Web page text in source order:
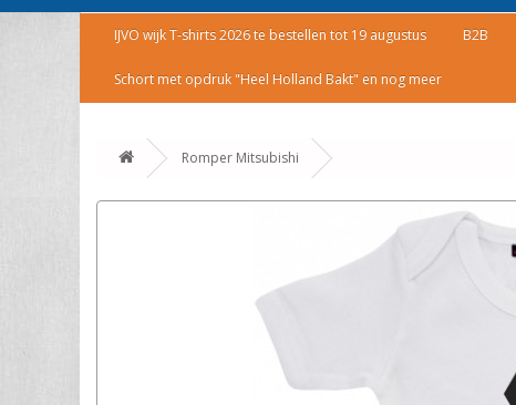
IJVO wijk T-shirts 2026 te bestellen tot 19 augustus B2B
Schort met opdruk "Heel Holland Bakt" en nog meer
Romper Mitsubishi